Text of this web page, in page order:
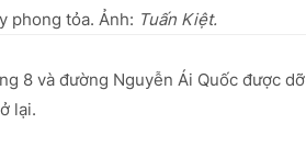
phong tỏa. Ảnh: Tuấn Kiệt.
8 và đường Nguyễn Ái Quốc được dỡ
lại.